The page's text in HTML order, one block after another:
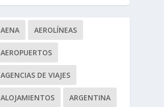
AENA AEROLÍNEAS
AEROPUERTOS
AGENCIAS DE VIAJES
ALOJAMIENTOS ARGENTINA